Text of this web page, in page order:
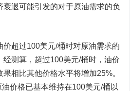
退可能引发的对于原油需求的负
价超过100美元/桶时对原油需求的
经测算，超过100美元/桶时，油价
果相比其他价格水平将增加25%。
价格已基本维持在100美元/桶以